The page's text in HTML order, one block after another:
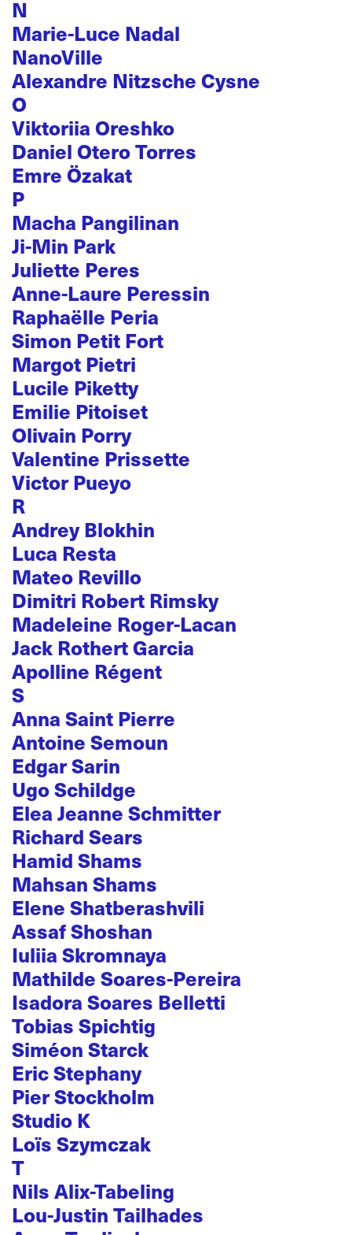
N
Marie-Luce Nadal
NanoVille
Alexandre Nitzsche Cysne
O
Viktoriia Oreshko
Daniel Otero Torres
Emre Özakat
P
Macha Pangilinan
Ji-Min Park
Juliette Peres
Anne-Laure Peressin
Raphaëlle Peria
Simon Petit Fort
Margot Pietri
Lucile Piketty
Emilie Pitoiset
Olivain Porry
Valentine Prissette
Victor Pueyo
R
Andrey Blokhin
Luca Resta
Mateo Revillo
Dimitri Robert Rimsky
Madeleine Roger-Lacan
Jack Rothert Garcia
Apolline Régent
S
Anna Saint Pierre
Antoine Semoun
Edgar Sarin
Ugo Schildge
Elea Jeanne Schmitter
Richard Sears
Hamid Shams
Mahsan Shams
Elene Shatberashvili
Assaf Shoshan
Iuliia Skromnaya
Mathilde Soares-Pereira
Isadora Soares Belletti
Tobias Spichtig
Siméon Starck
Eric Stephany
Pier Stockholm
Studio K
Loïs Szymczak
T
Nils Alix-Tabeling
Lou-Justin Tailhades